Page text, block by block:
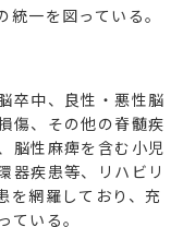
一を図っている。
卒中、良性・悪性脳
傷、その他の脊髄疾
脳性麻痺を含む小児
器疾患等、リハビリ
を網羅しており、充
ている。